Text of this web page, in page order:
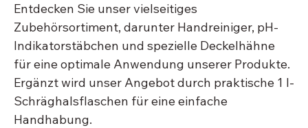
Entdecken Sie unser vielseitiges
Zubehörsortiment, darunter Handreiniger, pH-
Indikatorstäbchen und spezielle Deckelhähne
für eine optimale Anwendung unserer Produkte.
Ergänzt wird unser Angebot durch praktische 1 l-
Schräghalsflaschen für eine einfache
Handhabung.